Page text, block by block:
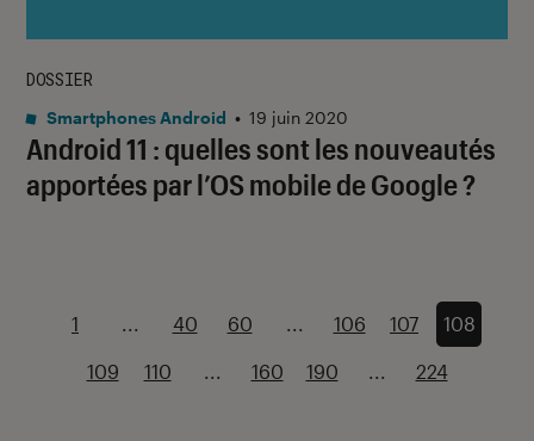
Android 11 : quelles sont les nouveautés
apportées par l’OS mobile de Google ?
DOSSIER
Smartphones Android • 19 juin 2020
1 ... 40 60 ... 106 107 108
109 110 ... 160 190 ... 224